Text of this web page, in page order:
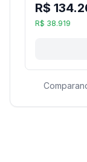
R$
R$ 38.919